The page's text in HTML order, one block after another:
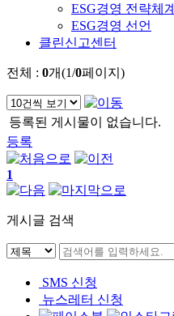
ESG경영 전략체계
ESG경영 선언
클린신고센터
전체 : 0개(1/0페이지)
등록된 게시물이 없습니다.
등록
1
게시글 검색
SMS 신청
뉴스레터 신청